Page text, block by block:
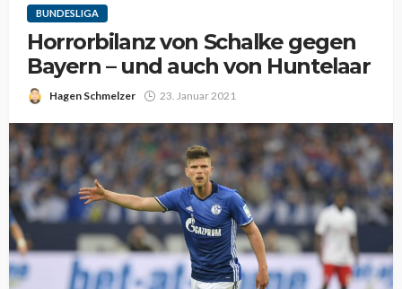
BUNDESLIGA
Horrorbilanz von Schalke gegen
Bayern – und auch von Huntelaar
Hagen Schmelzer 23. Januar 2021